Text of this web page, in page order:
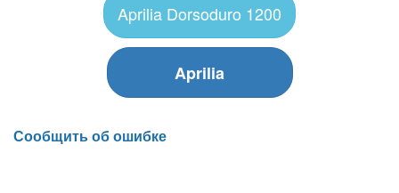
Aprilia Dorsoduro 1200
Aprilia
Сообщить об ошибке